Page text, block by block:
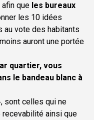
que les bureaux
les 10 idées
vote des habitants
auront une portée
quartier, vous
le bandeau blanc à
sont celles qui ne
ainsi que